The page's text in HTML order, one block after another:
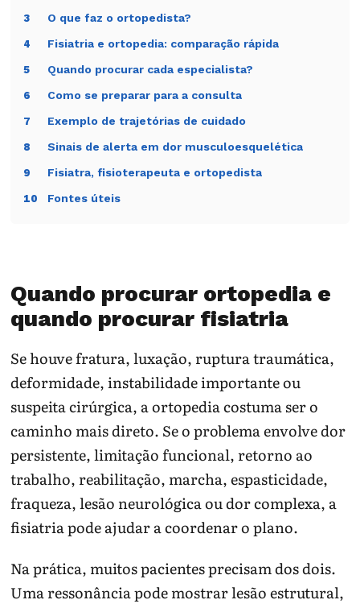
3 O que faz o ortopedista?
4 Fisiatria e ortopedia: comparação rápida
5 Quando procurar cada especialista?
6 Como se preparar para a consulta
7 Exemplo de trajetórias de cuidado
8 Sinais de alerta em dor musculoesquelética
9 Fisiatra, fisioterapeuta e ortopedista
10 Fontes úteis
Quando procurar ortopedia e
quando procurar fisiatria
Se houve fratura, luxação, ruptura traumática,
deformidade, instabilidade importante ou
suspeita cirúrgica, a ortopedia costuma ser o
caminho mais direto. Se o problema envolve dor
persistente, limitação funcional, retorno ao
trabalho, reabilitação, marcha, espasticidade,
fraqueza, lesão neurológica ou dor complexa, a
fisiatria pode ajudar a coordenar o plano.
Na prática, muitos pacientes precisam dos dois.
Uma ressonância pode mostrar lesão estrutural,